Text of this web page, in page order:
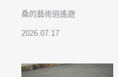
桑的藝術逍遙遊
2026.07.17